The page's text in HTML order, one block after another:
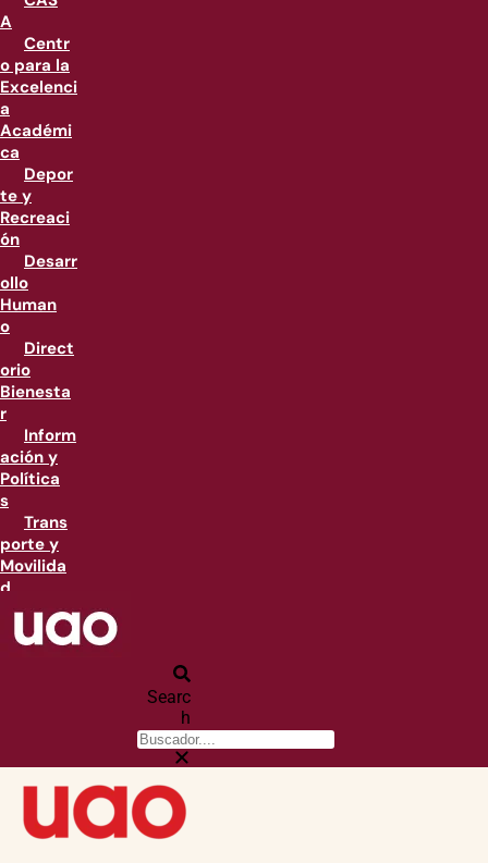
A
Centr
o para la
Excelenci
a
Académi
ca
Depor
te y
Recreaci
ón
Desarr
ollo
Human
o
Direct
orio
Bienesta
r
Inform
ación y
Política
s
Trans
porte y
Movilida
d
Searc
h